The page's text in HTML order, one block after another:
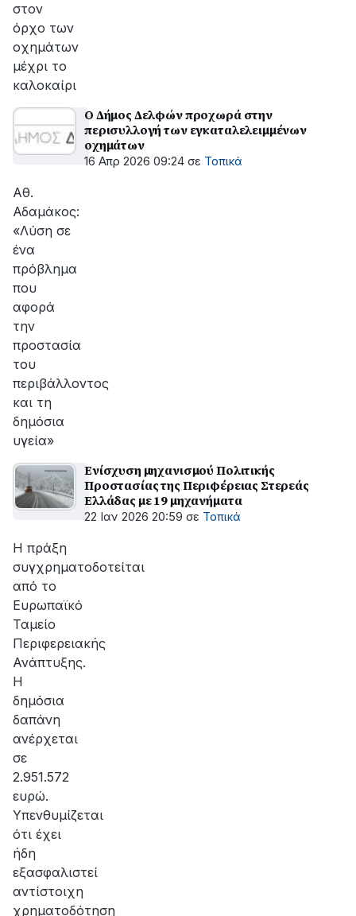
στον
όρχο των
οχημάτων
μέχρι το
καλοκαίρι
Ο Δήμος Δελφών προχωρά στην
περισυλλογή των εγκαταλελειμμένων
οχημάτων
16 Απρ 2026 09:24 σε Τοπικά
Αθ.
Αδαμάκος:
«Λύση σε
ένα
πρόβλημα
που
αφορά
την
προστασία
του
περιβάλλοντος
και τη
δημόσια
υγεία»
Ενίσχυση μηχανισμού Πολιτικής
Προστασίας της Περιφέρειας Στερεάς
Ελλάδας με 19 μηχανήματα
22 Ιαν 2026 20:59 σε Τοπικά
Η πράξη
συγχρηματοδοτείται
από το
Ευρωπαϊκό
Ταμείο
Περιφερειακής
Ανάπτυξης.
Η
δημόσια
δαπάνη
ανέρχεται
σε
2.951.572
ευρώ.
Υπενθυμίζεται
ότι έχει
ήδη
εξασφαλιστεί
αντίστοιχη
χρηματοδότηση